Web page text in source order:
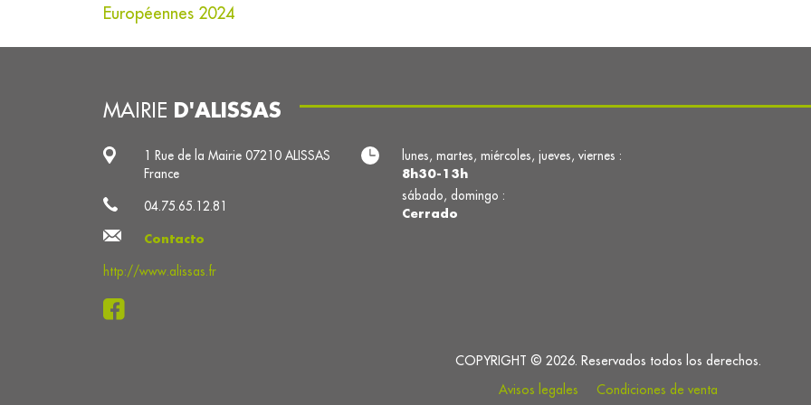
Européennes 2024
MAIRIE D'ALISSAS
1 Rue de la Mairie 07210 ALISSAS
France
04.75.65.12.81
Contacto
http://www.alissas.fr
lunes, martes, miércoles, jueves, viernes :
8h30-13h
sábado, domingo :
Cerrado
COPYRIGHT © 2026. Reservados todos los derechos.
Avisos legales
Condiciones de venta